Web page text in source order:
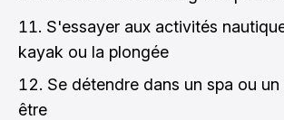
S'essayer aux activités
kayak ou la plongée
Se détendre dans un spa ou
être